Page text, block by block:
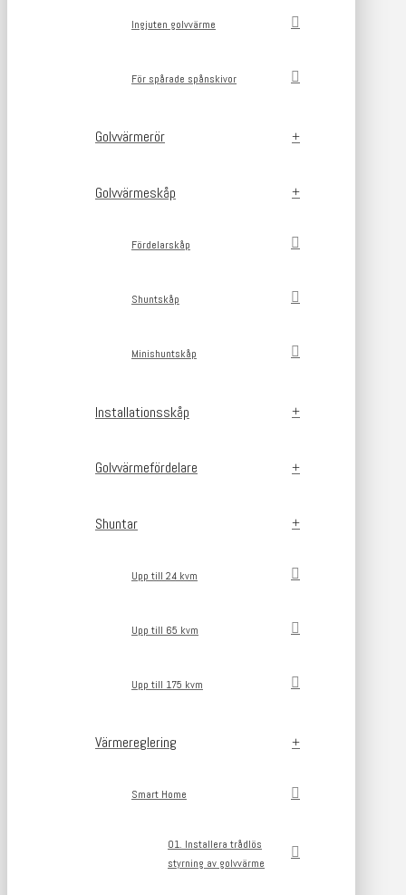
Ingjuten golvvärme
För spårade spånskivor
Golvvärmerör
Golvvärmeskåp
Fördelarskåp
Shuntskåp
Minishuntskåp
Installationsskåp
Golvvärmefördelare
Shuntar
Upp till 24 kvm
Upp till 65 kvm
Upp till 175 kvm
Värmereglering
Smart Home
01. Installera trådlös
styrning av golvvärme